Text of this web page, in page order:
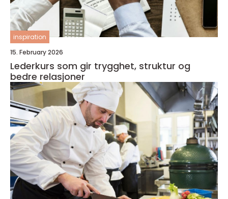
inspiration
15. February 2026
Lederkurs som gir trygghet, struktur og
bedre relasjoner